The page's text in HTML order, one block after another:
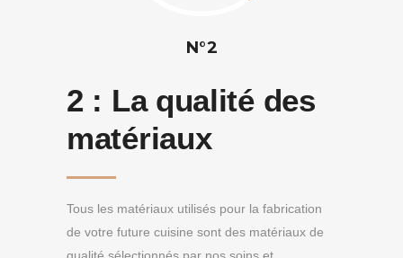
N°2
2 : La qualité des
matériaux
Tous les matériaux utilisés pour la fabrication
de votre future cuisine sont des matériaux de